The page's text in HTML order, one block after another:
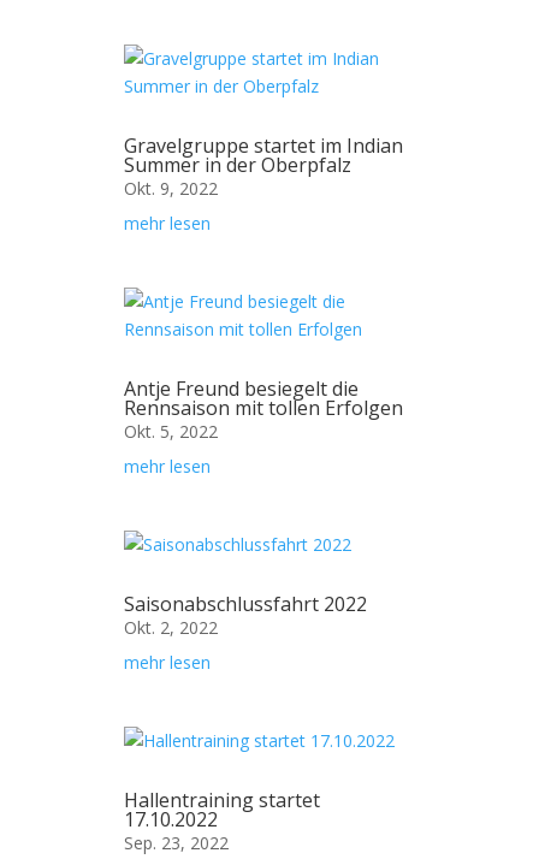
Gravelgruppe startet im Indian
Summer in der Oberpfalz
Okt. 9, 2022
mehr lesen
Antje Freund besiegelt die
Rennsaison mit tollen Erfolgen
Okt. 5, 2022
mehr lesen
Saisonabschlussfahrt 2022
Okt. 2, 2022
mehr lesen
Hallentraining startet
17.10.2022
Sep. 23, 2022